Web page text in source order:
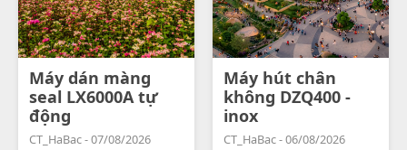
Máy dán màng
seal LX6000A tự
động
CT_HaBac - 07/08/2026
Máy hút chân
không DZQ400 -
inox
CT_HaBac - 06/08/2026